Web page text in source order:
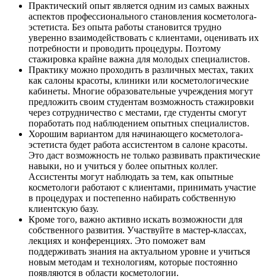
Практический опыт является одним из самых важных
аспектов профессионального становления косметолога-
эстетиста. Без опыта работы становится трудно
уверенно взаимодействовать с клиентами, оценивать их
потребности и проводить процедуры. Поэтому
стажировка крайне важна для молодых специалистов.
Практику можно проходить в различных местах, таких
как салоны красоты, клиники или косметологические
кабинеты. Многие образовательные учреждения могут
предложить своим студентам возможность стажировки
через сотрудничество с местами, где студенты смогут
поработать под наблюдением опытных специалистов.
Хорошим вариантом для начинающего косметолога-
эстетиста будет работа ассистентом в салоне красоты.
Это даст возможность не только развивать практические
навыки, но и учиться у более опытных коллег.
Ассистенты могут наблюдать за тем, как опытные
косметологи работают с клиентами, принимать участие
в процедурах и постепенно набирать собственную
клиентскую базу.
Кроме того, важно активно искать возможности для
собственного развития. Участвуйте в мастер-классах,
лекциях и конференциях. Это поможет вам
поддерживать знания на актуальном уровне и учиться
новым методам и технологиям, которые постоянно
появляются в области косметологии.